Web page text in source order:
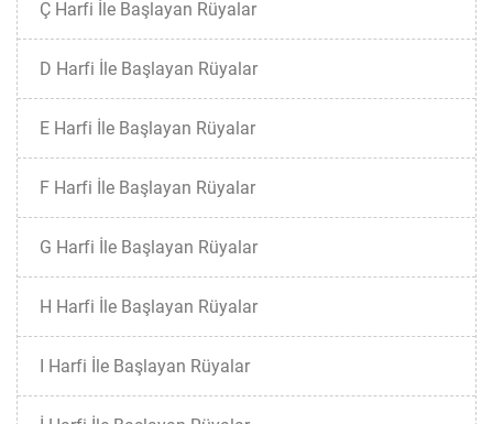
Ç Harfi İle Başlayan Rüyalar
D Harfi İle Başlayan Rüyalar
E Harfi İle Başlayan Rüyalar
F Harfi İle Başlayan Rüyalar
G Harfi İle Başlayan Rüyalar
H Harfi İle Başlayan Rüyalar
I Harfi İle Başlayan Rüyalar